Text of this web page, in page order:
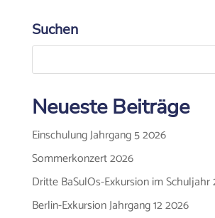
Suchen
Neueste Beiträge
Einschulung Jahrgang 5 2026
Sommerkonzert 2026
Dritte BaSulOs-Exkursion im
Berlin-Exkursion Jahrgang 12 2026